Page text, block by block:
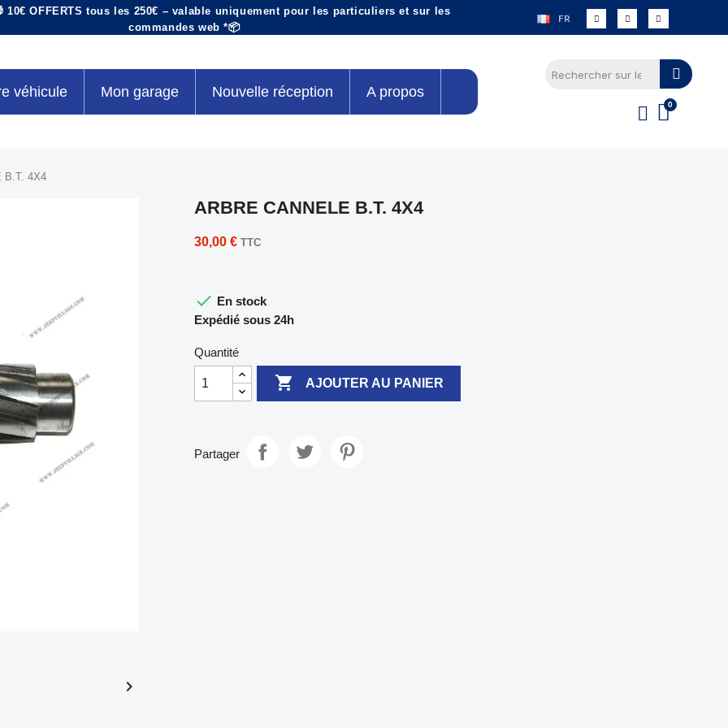
10€ OFFERTS tous les 250€ – valable uniquement pour les particuliers et sur les
commandes web *📦
FR
véhicule Mon garage Nouvelle réception A propos
B.T. 4X4

ARBRE CANNELE B.T. 4X4
30,00 € TTC
 En stock
Expédié sous 24h
Quantité
 AJOUTER AU PANIER
Partager